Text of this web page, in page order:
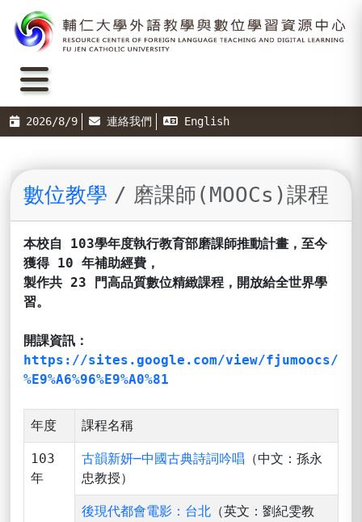
2026/8/9 連絡我們 English
數位教學 磨課師(MOOCs)課程
本校自 103學年度執行教育部磨課師推動計畫，至今
獲得 10 年補助經費，
製作共 23 門高品質數位精緻課程，開放給全世界學
習。
開課資訊：
https://sites.google.com/view/fjumoocs/
%E9%A6%96%E9%A0%81
年度 課程名稱
103
年
古韻新妍─中國古典詩詞吟唱 （中文：孫永
忠教授）
後現代都會電影：台北 （英文：劉紀雯教